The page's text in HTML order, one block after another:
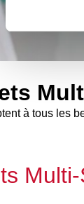
à tous les